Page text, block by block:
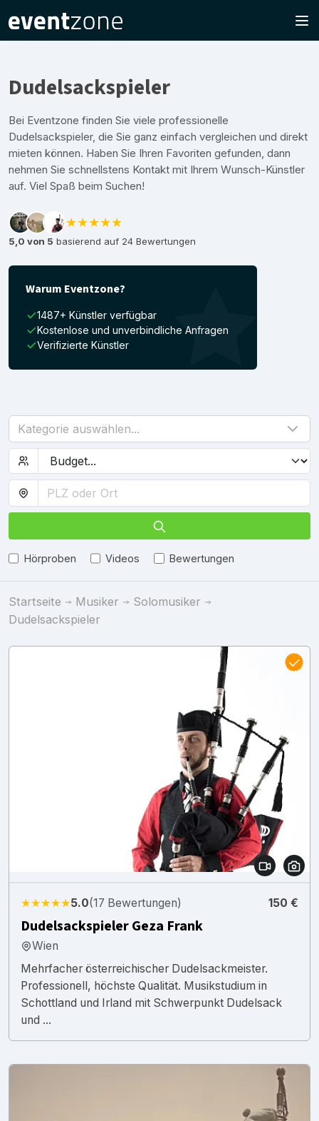
Dudelsackspieler
Bei Eventzone finden Sie viele professionelle
Dudelsackspieler, die Sie ganz einfach vergleichen und direkt
mieten können. Haben Sie Ihren Favoriten gefunden, dann
nehmen Sie schnellstens Kontakt mit Ihrem Wunsch-Künstler
auf. Viel Spaß beim Suchen!
★★★★★
5,0 von 5 basierend auf 24 Bewertungen
Warum Eventzone?
1487+ Künstler verfügbar
Kostenlose und unverbindliche Anfragen
Verifizierte Künstler
Kategorie auswählen...
Hörproben Videos Bewertungen
Startseite Musiker
Solomusiker
Dudelsackspieler
★★★★★5.0(17 Bewertungen) 150 €
Dudelsackspieler Geza Frank
Wien
Mehrfacher österreichischer Dudelsackmeister.
Professionell, höchste Qualität. Musikstudium in
Schottland und Irland mit Schwerpunkt Dudelsack
und ...